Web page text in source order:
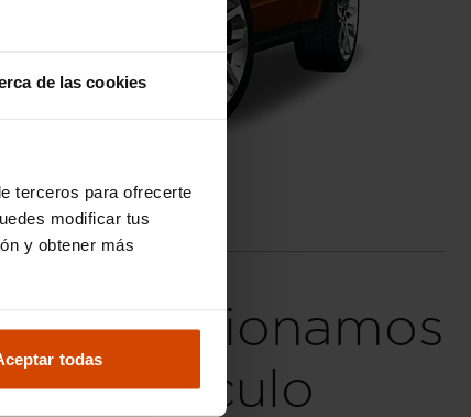
de las cookies
terceros para ofrecerte
modificar tus
y obtener más
todas
gestionamos
tu vehículo